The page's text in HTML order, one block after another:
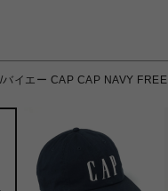
バイエー CAP CAP NAVY FREE